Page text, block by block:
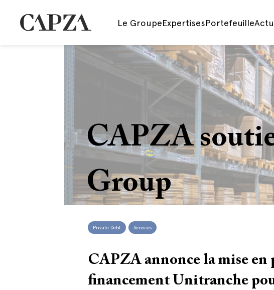
Le GroupeExpertisesPortefeuille
CAPZA
Group
Private Debt Services
CAPZA annonce la mise en
financement Unitranche